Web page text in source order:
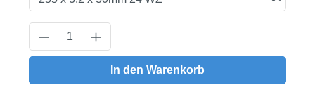
Produkt Anzahl: Gib den gewünschten
In den Warenkorb